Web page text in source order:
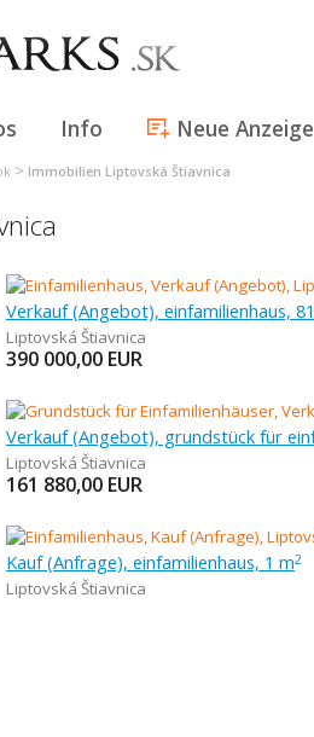
Info Neue Anzeige
> Immobilien Liptovská Štiavnica
Liptovská Štiavnica
390 000,00 EUR
Liptovská Štiavnica
161 880,00 EUR
Kauf (Anfrage), einfamilienhaus, 1 m2
Liptovská Štiavnica